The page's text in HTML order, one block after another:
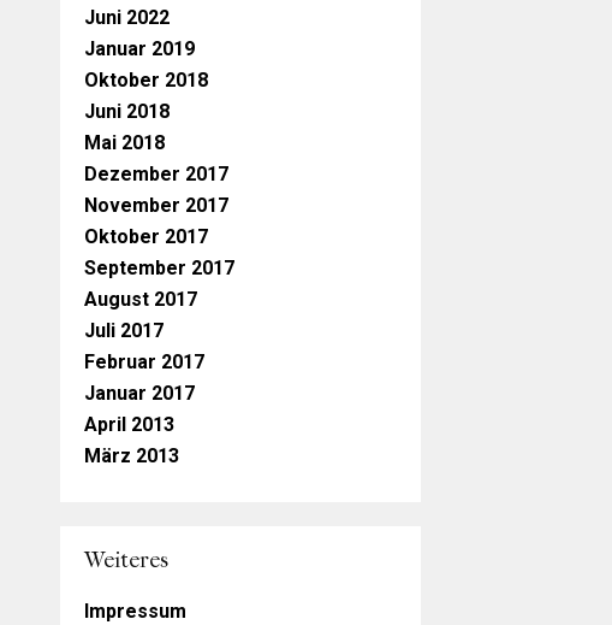
Juni 2022
Januar 2019
Oktober 2018
Juni 2018
Mai 2018
Dezember 2017
November 2017
Oktober 2017
September 2017
August 2017
Juli 2017
Februar 2017
Januar 2017
April 2013
März 2013
Weiteres
Impressum